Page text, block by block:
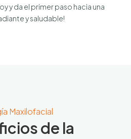
y da el primer paso hacia una
y saludable!
Maxilofacial
de la